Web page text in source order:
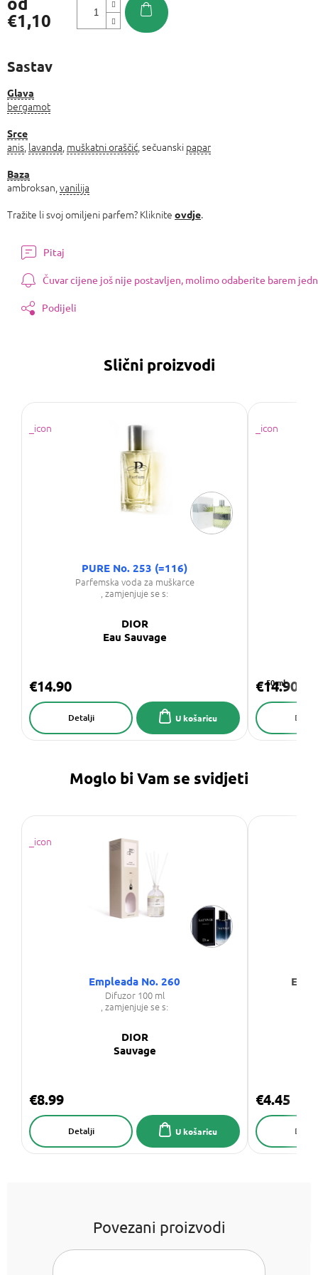
€1,10
Sastav
Glava
bergamot
Srce
anis lavanda muškatni oraščić , sečuanski papar
Baza
ambroksan, vanilija
Tražite li svoj omiljeni parfem? Kliknite ovdje.
Pitaj
Čuvar cijene još nije postavljen, molimo odaberite barem
Podijeli
Slični proizvodi
PURE No. 253 (=116)
Parfemska voda za muškarce
, zamjenjuje se s:
DIOR
Eau Sauvage
€14.90
U košaricu
Detalji
50 ml
€14.90
Moglo bi Vam se svidjeti
Empleada No. 260
Difuzor 100 ml
, zamjenjuje se s:
DIOR
Sauvage
€8.99
U košaricu
Detalji
€4.45
Povezani proizvodi